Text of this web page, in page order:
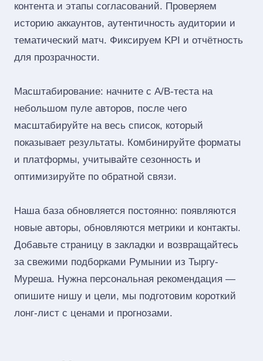
контента и этапы согласований. Проверяем
историю аккаунтов, аутентичность аудитории и
тематический матч. Фиксируем KPI и отчётность
для прозрачности.
Масштабирование: начните с A/B‑теста на
небольшом пуле авторов, после чего
масштабируйте на весь список, который
показывает результаты. Комбинируйте форматы
и платформы, учитывайте сезонность и
оптимизируйте по обратной связи.
Наша база обновляется постоянно: появляются
новые авторы, обновляются метрики и контакты.
Добавьте страницу в закладки и возвращайтесь
за свежими подборками Румынии из Тыргу-
Муреша. Нужна персональная рекомендация —
опишите нишу и цели, мы подготовим короткий
лонг‑лист с ценами и прогнозами.